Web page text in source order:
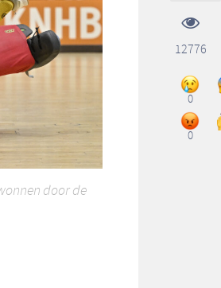
door de
12776
0
0